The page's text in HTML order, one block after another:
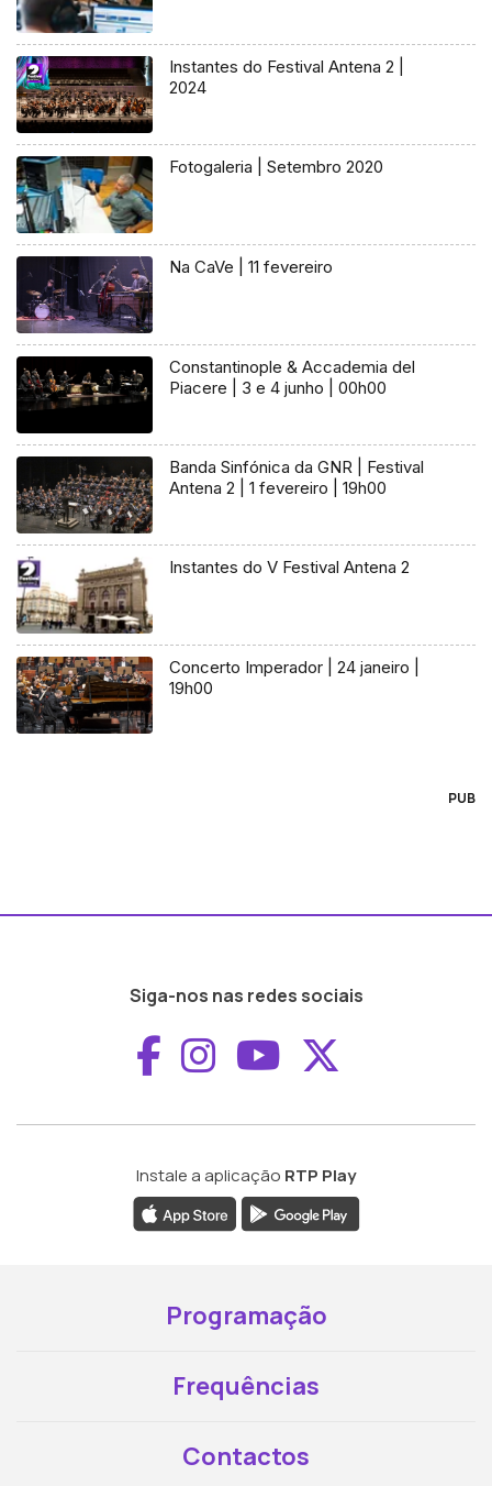
Instantes do Festival Antena 2 |
2024
Fotogaleria | Setembro 2020
Na CaVe | 11 fevereiro
Constantinople & Accademia del
Piacere | 3 e 4 junho | 00h00
Banda Sinfónica da GNR | Festival
Antena 2 | 1 fevereiro | 19h00
Instantes do V Festival Antena 2
Concerto Imperador | 24 janeiro |
19h00
PUB
Siga-nos nas redes sociais
Aceder ao
Aceder ao
Aceder ao
Instale a aplicação RTP Play
Programação
Frequências
Contactos